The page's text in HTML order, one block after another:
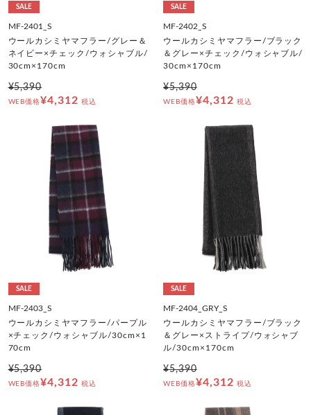
SALE
MF-2401_S
ウールカシミヤマフラー/グレー＆
ネイビー×チェック/ウォシャブル/
30cm×170cm
¥5,390
WEB価格¥4,312 税込
SALE
MF-2402_S
ウールカシミヤマフラー/ブラック
＆グレー×チェック/ウォシャブル/
30cm×170cm
¥5,390
WEB価格¥4,312 税込
SALE
MF-2403_S
ウールカシミヤマフラー/パープル
×チェック/ウォシャブル/30cm×1
70cm
¥5,390
WEB価格¥4,312 税込
SALE
MF-2404_GRY_S
ウールカシミヤマフラー/ブラック
＆グレー×ストライプ/ウォシャブ
ル/30cm×170cm
¥5,390
WEB価格¥4,312 税込